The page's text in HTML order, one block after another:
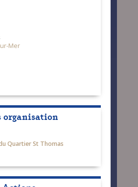
Mer
organisation
Quartier St Thomas